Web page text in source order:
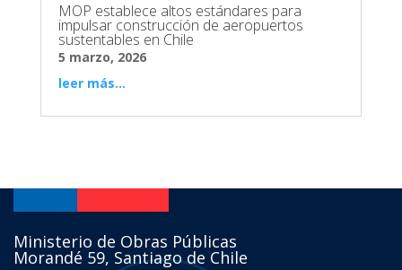
MOP establece altos estándares para
impulsar construcción de aeropuertos
sustentables en Chile
5 marzo, 2026
leer más...
Ministerio de Obras Públicas
Morandé 59, Santiago de Chile